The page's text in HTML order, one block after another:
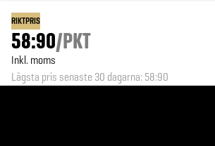
RIKTPRIS
58:90/PKT
Inkl. moms
Lägsta pris senaste 30 dagarna: 58:90